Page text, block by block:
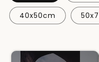
40x50cm